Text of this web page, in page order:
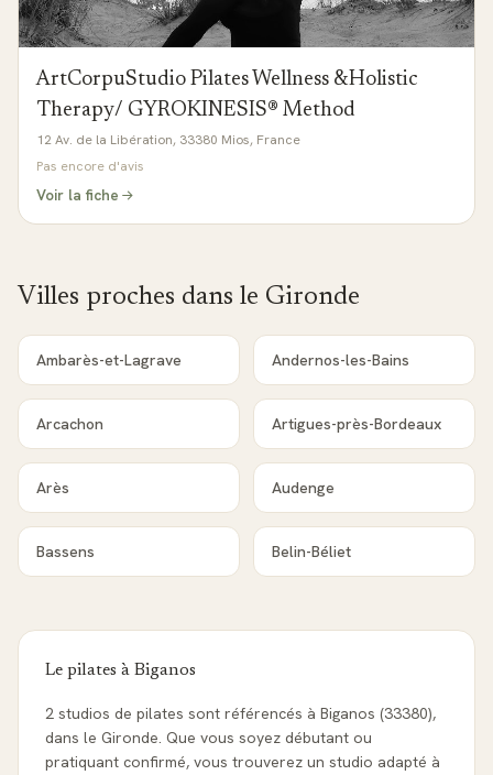
ArtCorpuStudio Pilates Wellness &Holistic
Therapy/ GYROKINESIS® Method
12 Av. de la Libération, 33380 Mios, France
Pas encore d'avis
Voir la fiche
Villes proches dans le Gironde
Ambarès-et-Lagrave Andernos-les-Bains
Arcachon Artigues-près-Bordeaux
Arès Audenge
Bassens Belin-Béliet
Le pilates à Biganos
2 studios de pilates sont référencés à Biganos (33380),
dans le Gironde. Que vous soyez débutant ou
pratiquant confirmé, vous trouverez un studio adapté à